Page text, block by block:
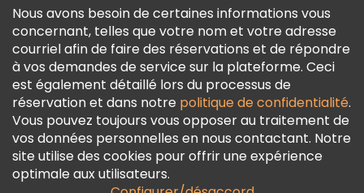
Politique En Matière De Cookies
Freetour Prix
Programme De Fidélité
Nous avons besoin de certaines informations vous
concernant, telles que votre nom et votre adresse
courriel afin de faire des réservations et de répondre
à vos demandes de service sur la plateforme. Ceci
est également détaillé lors du processus de
réservation et dans notre politique de confidentialité.
Vous pouvez toujours vous opposer au traitement de
vos données personnelles en nous contactant. Notre
site utilise des cookies pour offrir une expérience
optimale aux utilisateurs.